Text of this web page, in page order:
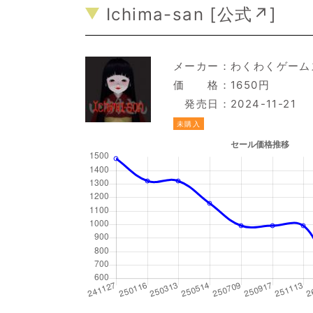
Ichima-san [公式↗]
メーカー： わくわくゲー
価 格：1650円
発売日：2024-11-21
未購入